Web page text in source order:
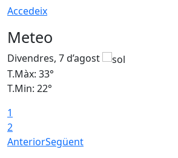
Accedeix
Meteo
Divendres, 7 d’agost
T.Màx: 33°
T.Min: 22°
1
2
AnteriorSegüent